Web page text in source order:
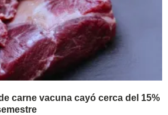
carne vacuna cayó cerca del 15%